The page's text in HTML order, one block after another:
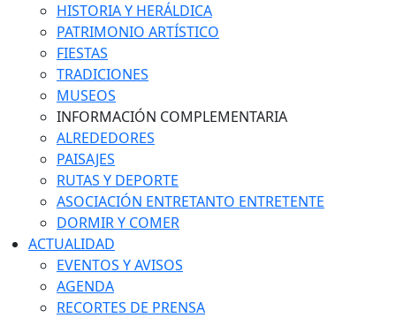
HISTORIA Y HERÁLDICA
PATRIMONIO ARTÍSTICO
FIESTAS
TRADICIONES
MUSEOS
INFORMACIÓN COMPLEMENTARIA
ALREDEDORES
PAISAJES
RUTAS Y DEPORTE
ASOCIACIÓN ENTRETANTO ENTRETENTE
DORMIR Y COMER
ACTUALIDAD
EVENTOS Y AVISOS
AGENDA
RECORTES DE PRENSA